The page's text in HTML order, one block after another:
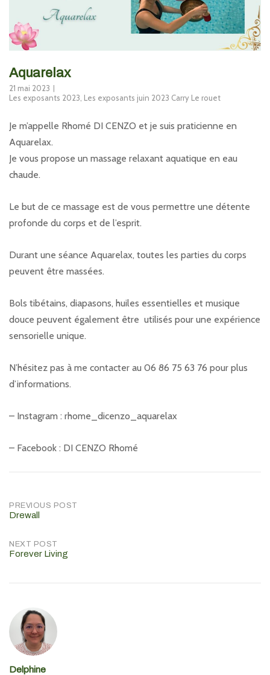
Aquarelax
21 mai 2023
Les exposants 2023 Les exposants juin 2023 Carry Le rouet
Je m’appelle Rhomé DI CENZO et je suis praticienne en
Aquarelax.
Je vous propose un massage relaxant aquatique en eau
chaude.
Le but de ce massage est de vous permettre une détente
profonde du corps et de l’esprit.
Durant une séance Aquarelax, toutes les parties du corps
peuvent être massées.
Bols tibétains, diapasons, huiles essentielles et musique
douce peuvent également être utilisés pour une expérience
sensorielle unique.
N’hésitez pas à me contacter au 06 86 75 63 76 pour plus
d’informations.
– Instagram : rhome_dicenzo_aquarelax
– Facebook : DI CENZO Rhomé
Post
PREVIOUS POST
Drewall
NEXT POST
Forever Living
Delphine